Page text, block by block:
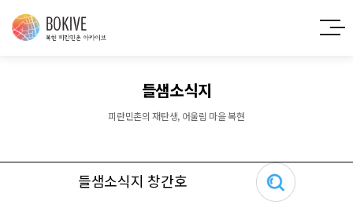
들샘소식지
피란민촌의 재탄생, 어울림 마을 복현
들샘소식지 창간호